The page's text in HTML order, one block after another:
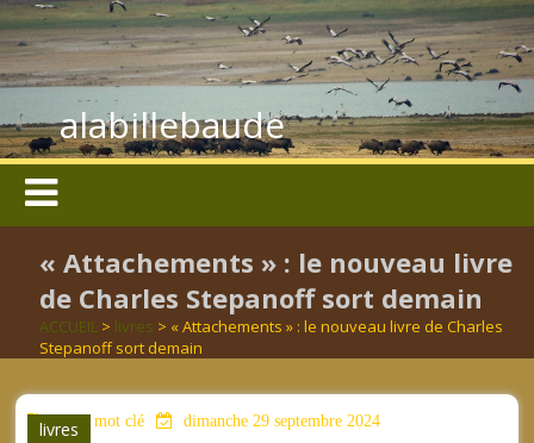
alabillebaude
« Attachements » : le nouveau livre
de Charles Stepanoff sort demain
ACCUEIL > livres > « Attachements » : le nouveau livre de Charles
Stepanoff sort demain
livres
aucun mot clé dimanche 29 septembre 2024